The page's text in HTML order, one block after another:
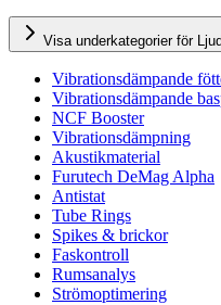
Visa underkategorier för
Vibrationsdämpande
Vibrationsdämpande
NCF Booster
Vibrationsdämpning
Akustikmaterial
Furutech DeMag Alpha
Antistat
Tube Rings
Spikes & brickor
Faskontroll
Rumsanalys
Strömoptimering